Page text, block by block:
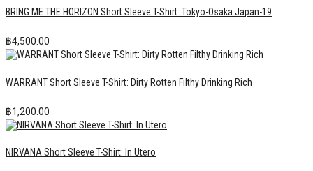
BRING ME THE HORIZON Short Sleeve T-Shirt: Tokyo-Osaka Japan-19
฿4,500.00
WARRANT Short Sleeve T-Shirt: Dirty Rotten Filthy Drinking Rich
฿1,200.00
NIRVANA Short Sleeve T-Shirt: In Utero